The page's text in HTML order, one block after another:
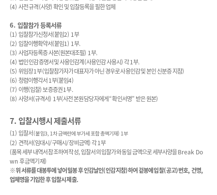
(4) 사전 규격(사양)확인 및 입찰등록을 필한 업체
6. 입찰참가 등록서류
(1) 입찰참가신청서(붙임2) 1부
(2) 입찰이행확약서(붙임1) 1부.
(3) 사업자등록증 사본(원본대조필) 1부.
(4) 법인 인감증명서 및 사용인감계(사용인감 사용시)각1부.
(5) 위임장1부(입찰참가자가 대표자가 아닌 경우로 사용인감 및 본인 신분증 지참)
(6) 청렴이행각서1부(붙임4)
(7) 이행(입찰) 보증증권1부.
(8) 사양서(규격서) 1부(사전 본원 담당자에게“확인서명” 받은 원본)
7. 입찰시행시 제출서류
(1) 입찰서(붙임3, 1차 금액란에 부가세 포함 총액기재) 1부
(2) 견적서(임대시/구매시/장비금액)각1부
(품목 세부 내역서 참조하여 작성,입찰서의 입찰가와 동일 금액으로 세부사양을Break Do
wn후 금액기재)
※위 서류를 대봉투에 넣어 밀봉 후 인감날인(인감지참)하여 겉봉에 입찰(공고)번호, 건명,
업체명을기입한 후 입찰시 제출.